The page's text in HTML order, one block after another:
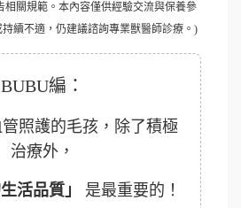
相關規範。本內容僅供經驗交流與保養參
續不適，仍建議諮詢專業獸醫師診療。)
BUBU編：
照護的毛孩，除了積極
治療外，
活品質」 是最重要的！